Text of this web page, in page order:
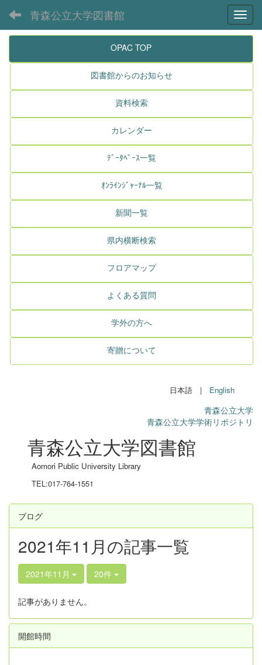
青森公立大学図書館
OPAC TOP
図書館からのお知らせ
資料検索
カレンダー
ﾃﾞｰﾀﾍﾞｰｽ一覧
ｵﾝﾗｲﾝｼﾞｬｰﾅﾙ一覧
新聞一覧
県内横断検索
フロアマップ
よくある質問
学外の方へ
寄贈について
日本語 | English
青森公立大学
青森公立大学学術リポジトリ
青森公立大学図書館
Aomori Public University Library
TEL:017-764-1551
ブログ
2021年11月の記事一覧
2021年11月 20件
記事がありません。
開館時間